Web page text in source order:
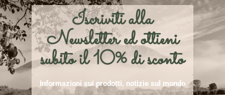
Iscriviti alla
Newsletter ed ottieni
subito il 10% di sconto
Informazioni sui prodotti, notizie sul mondo